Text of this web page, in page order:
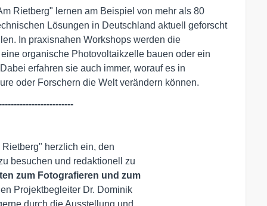
Rietberg" lernen am Beispiel von mehr als 80
Lösungen in Deutschland aktuell geforscht
In praxisnahen Workshops werden die
organische Photovoltaikzelle bauen oder ein
erfahren sie auch immer, worauf es in
oder Forschern die Welt verändern können.
herzlich ein, den
zum Fotografieren und zum
Projektbegleiter Dr. Dominik